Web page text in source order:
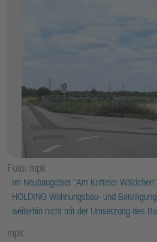
Foto: mpk
Im Neubaugebiet "Am Krifteler
HOLDING Wohnungsbau- und
weiterhin nicht mit der Umsetzung des
mpk